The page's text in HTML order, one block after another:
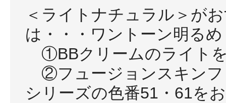
＜ライトナチュラル＞が
は・・・ワントーン明るめ
①BBクリームのライト
②フュージョンスキンフ
シリーズの色番51・61を